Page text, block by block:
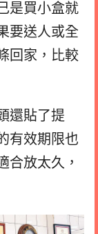
是買小盒就
要送人或全
回家，比較
還貼了提
有效期限也
合放太久，